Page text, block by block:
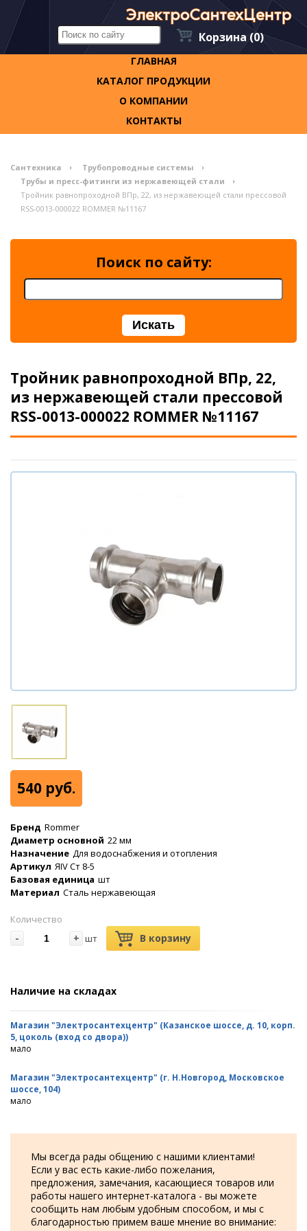
Корзина (0)
ГЛАВНАЯ
КАТАЛОГ ПРОДУКЦИИ
О КОМПАНИИ
КОНТАКТЫ
Сантехника
Трубопроводные системы
Трубы и пресс-фитинги из нержавеющей стали
Тройник равнопроходной ВПр, 22, из нержавеющей стали прессовой
RSS-0013-000022 ROMMER №11167
Поиск по сайту:
Тройник равнопроходной ВПр, 22,
из нержавеющей стали прессовой
RSS-0013-000022 ROMMER №11167
540 руб.
Бренд Rommer
Диаметр основной 22 мм
Назначение Для водоснабжения и отопления
Артикул ЯIV Ст 8-5
Базовая единица шт
Материал Сталь нержавеющая
Количество
- + шт В корзину
Наличие на складах
Магазин "Электросантехцентр" (Казанское шоссе, д. 10, корп.
5, цоколь (вход со двора))
мало
Магазин "Электросантехцентр" (г. Н.Новгород, Московское
шоссе, 104)
мало
Мы всегда рады общению с нашими клиентами!
Если у вас есть какие-либо пожелания,
предложения, замечания, касающиеся товаров или
работы нашего интернет-каталога - вы можете
сообщить нам любым удобным способом, и мы с
благодарностью примем ваше мнение во внимание: